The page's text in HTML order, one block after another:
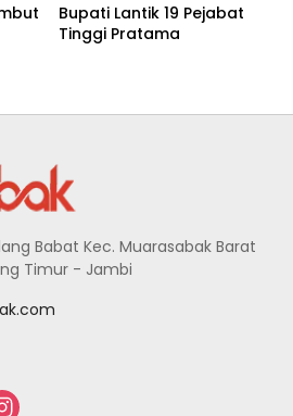
Bupati Lantik 19 Pejabat
Tinggi Pratama
Babat Kec. Muarasabak Barat
Timur - Jambi